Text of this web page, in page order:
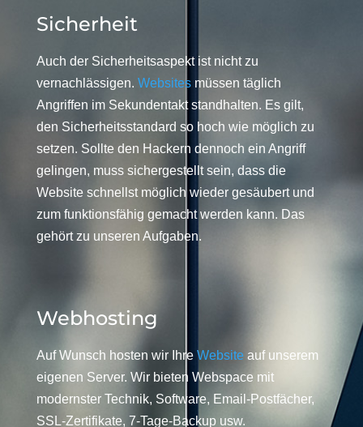
Sicherheit
Auch der Sicherheitsaspekt ist nicht zu
vernachlässigen. Websitesmüssen täglich
Angriffen im Sekundentakt standhalten. Es gilt,
den Sicherheitsstandard so hoch wie möglich zu
setzen. Sollte den Hackern dennoch ein Angriff
gelingen, muss sichergestellt sein, dass die
Website schnellst möglich wieder gesäubert und
zum funktionsfähig gemacht werden kann. Das
gehört zu unseren Aufgaben.
Webhosting
Auf Wunsch hosten wir Ihre Website auf unserem
eigenen Server. Wir bieten Webspace mit
modernster Technik, Software, Email-Postfächer,
SSL-Zertifikate, 7-Tage-Backup usw.